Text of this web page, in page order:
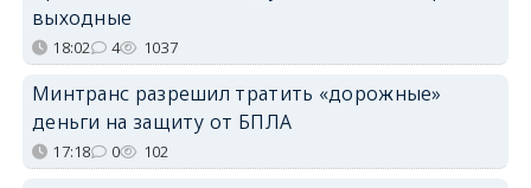
выходные
18:02 4 1037
Минтранс разрешил тратить «дорожные»
деньги на защиту от БПЛА
17:18 0 102